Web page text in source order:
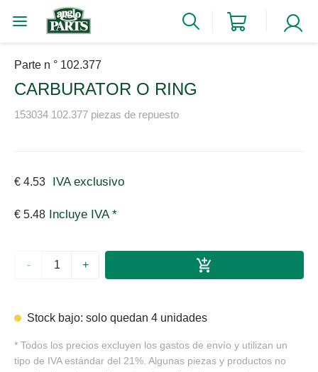
Parte n ° 102.377
CARBURATOR O RING
153034 102.377 piezas de repuesto
€ 4.53 IVA exclusivo
€ 5.48 Incluye IVA *
- +
Stock bajo: solo quedan 4 unidades
* Todos los precios excluyen los gastos de envío y utilizan un
tipo de IVA estándar del 21%. Algunas piezas y productos no